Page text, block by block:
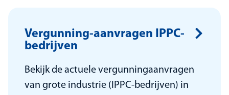
Vergunning-aanvragen IPPC-
bedrijven
Bekijk de actuele vergunningaanvragen
van grote industrie (IPPC-bedrijven) in